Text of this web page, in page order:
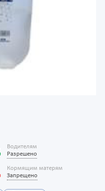
Водителям
Разрешено
Кормящим матерям
Запрещено